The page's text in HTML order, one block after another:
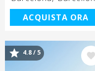
ACQUISTA ORA
Immagine
4.8 / 5